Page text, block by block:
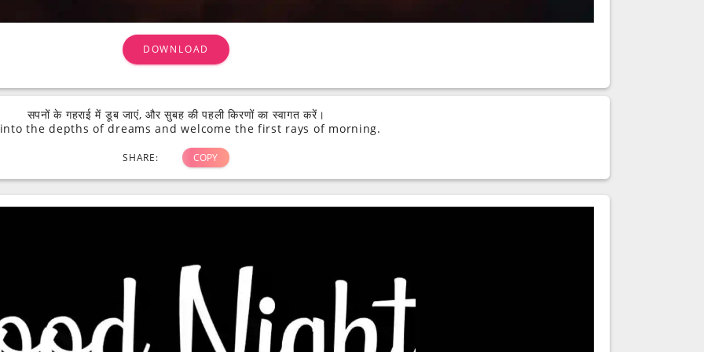
DOWNLOAD
सपनों के गहराई में डूब जाएं, और सुबह की पहली किरणों का स्वागत करें।
the depths of dreams and welcome the first rays of morning.
SHARE: COPY